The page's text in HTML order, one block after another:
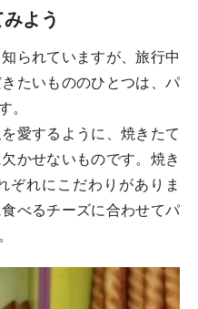
よう
られていますが、旅行中
たいもののひとつは、パ
。
愛するように、焼きたて
かせないものです。焼き
ぞれにこだわりがありま
べるチーズに合わせてパ